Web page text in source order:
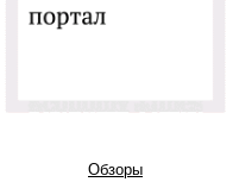
Обзоры